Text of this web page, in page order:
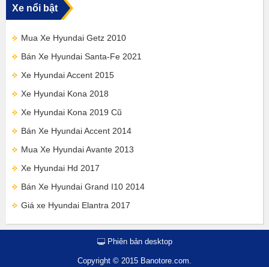
Xe nổi bật
Mua Xe Hyundai Getz 2010
Bán Xe Hyundai Santa-Fe 2021
Xe Hyundai Accent 2015
Xe Hyundai Kona 2018
Xe Hyundai Kona 2019 Cũ
Bán Xe Hyundai Accent 2014
Mua Xe Hyundai Avante 2013
Xe Hyundai Hd 2017
Bán Xe Hyundai Grand I10 2014
Giá xe Hyundai Elantra 2017
Phiên bản desktop
Copyright © 2015 Banotore.com.